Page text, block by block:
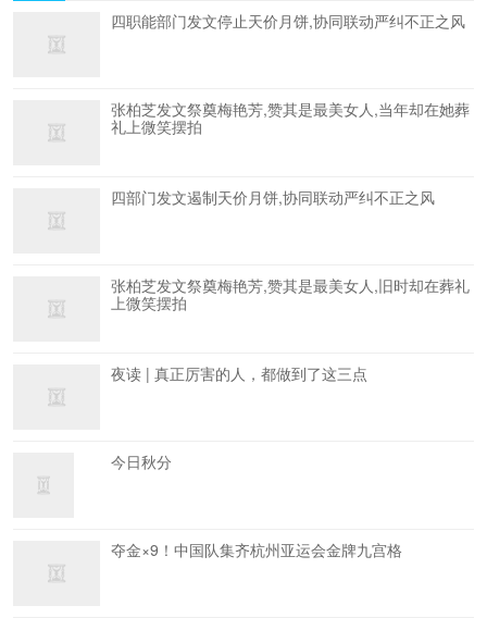
四职能部门发文停止天价月饼,协同联动严纠不正之风
张柏芝发文祭奠梅艳芳,赞其是最美女人,当年却在她葬
礼上微笑摆拍
四部门发文遏制天价月饼,协同联动严纠不正之风
张柏芝发文祭奠梅艳芳,赞其是最美女人,旧时却在葬礼
上微笑摆拍
夜读 | 真正厉害的人，都做到了这三点
今日秋分
夺金×9！中国队集齐杭州亚运会金牌九宫格